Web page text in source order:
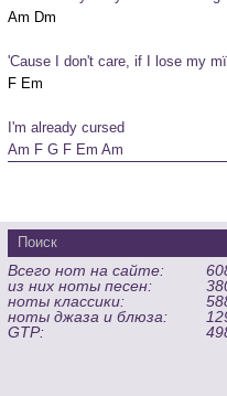
'Cause I don't care, if I lose my
I'm already cursed
Am F G F Em Am
Всего нот на сайте:
из них ноты песен:
ноты классики:
ноты джаза и блюза:
GTP: